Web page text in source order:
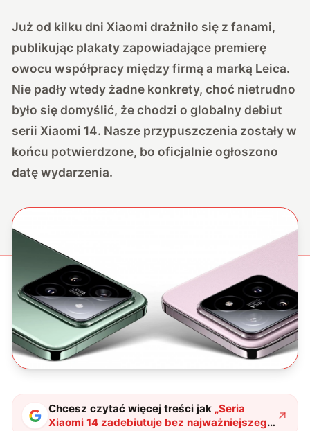
Już od kilku dni Xiaomi drażniło się z fanami,
publikując plakaty zapowiadające premierę
owocu współpracy między firmą a marką Leica.
Nie padły wtedy żadne konkrety, choć nietrudno
było się domyślić, że chodzi o globalny debiut
serii Xiaomi 14. Nasze przypuszczenia zostały w
końcu potwierdzone, bo oficjalnie ogłoszono
datę wydarzenia.
Chcesz czytać więcej treści jak „Seria
Xiaomi 14 zadebiutuje bez najważniejszego